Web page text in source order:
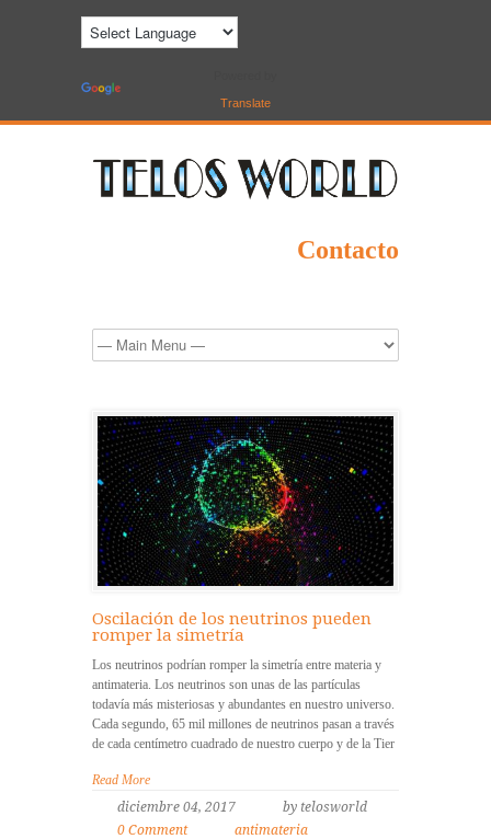
Translate
Contacto
Oscilación de los neutrinos pueden
romper la simetría
Los neutrinos podrían romper la simetría entre materia y
antimateria. Los neutrinos son unas de las partículas
todavía más misteriosas y abundantes en nuestro universo.
Cada segundo, 65 mil millones de neutrinos pasan a través
de cada centímetro cuadrado de nuestro cuerpo y de la Tier
Read More
diciembre 04, 2017
by telosworld
0 Comment
antimateria